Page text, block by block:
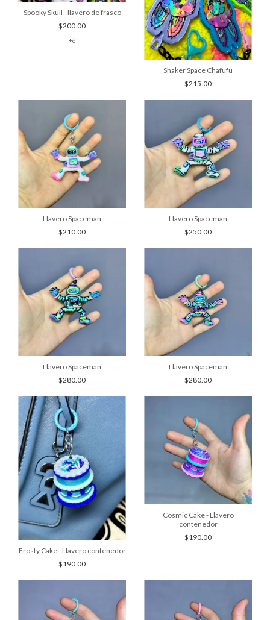
Spooky Skull - llavero de frasco
$200.00
+6
Shaker Space Chafufu
$215.00
Llavero Spaceman
$210.00
Llavero Spaceman
$250.00
Llavero Spaceman
$280.00
Llavero Spaceman
$280.00
Frosty Cake - Llavero contenedor
$190.00
Cosmic Cake - Llavero
contenedor
$190.00